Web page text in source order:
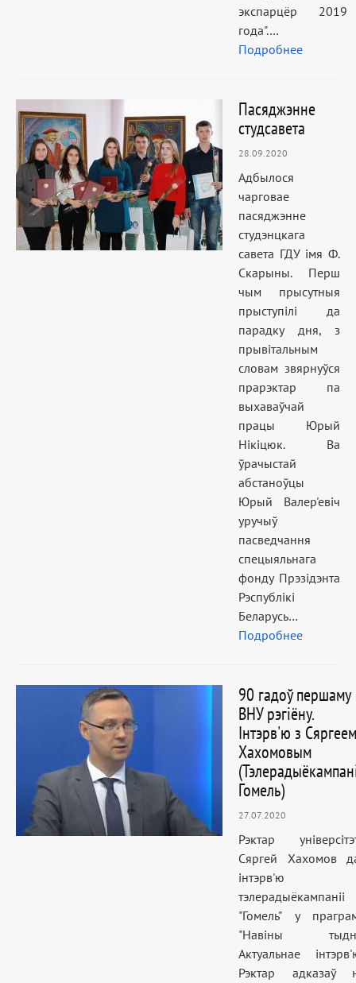
экспарцёр 2019
года".…
Подробнее
Пасяджэнне
студсавета
28.09.2020
Адбылося
чарговае
пасяджэнне
студэнцкага
савета ГДУ імя Ф.
Скарыны. Перш
чым прысутныя
прыступілі да
парадку дня, з
прывітальным
словам звярнуўся
прарэктар па
выхаваўчай
працы Юрый
Нікіцюк. Ва
ўрачыстай
абстаноўцы
Юрый Валер'евіч
уручыў
пасведчання
спецыяльнага
фонду Прэзідэнта
Рэспублікі
Беларусь…
Подробнее
90 гадоў першаму
ВНУ рэгіёну.
Інтэрв'ю з Сяргеем
Хахомовым
Гомель)
27.07.2020
Рэктар
Сяргей Хахомов
інтэрв'ю
тэлерадыёкампаніі
"Гомель" у
"Навіны
Актуальнае
Рэктар адказаў